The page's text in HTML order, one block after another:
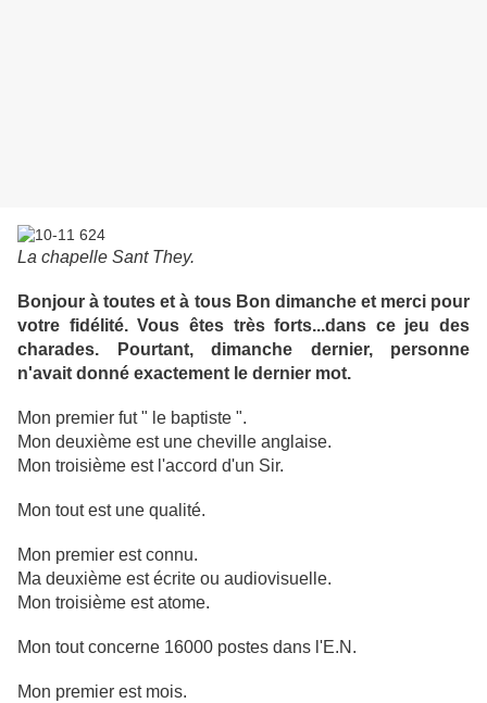
La chapelle Sant They.
Bonjour à toutes et à tous Bon dimanche et merci pour
votre fidélité. Vous êtes très forts...dans ce jeu des
charades. Pourtant, dimanche dernier, personne
n'avait donné exactement le dernier mot.
Mon premier fut " le baptiste ".
Mon deuxième est une cheville anglaise.
Mon troisième est l'accord d'un Sir.
Mon tout est une qualité.
Mon premier est connu.
Ma deuxième est écrite ou audiovisuelle.
Mon troisième est atome.
Mon tout concerne 16000 postes dans l'E.N.
Mon premier est mois.